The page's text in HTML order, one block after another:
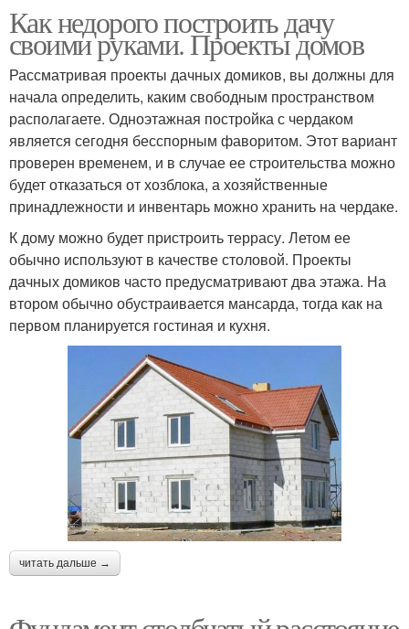
Как недорого построить дачу
своими руками. Проекты домов
Рассматривая проекты дачных домиков, вы должны для
начала определить, каким свободным пространством
располагаете. Одноэтажная постройка с чердаком
является сегодня бесспорным фаворитом. Этот вариант
проверен временем, и в случае ее строительства можно
будет отказаться от хозблока, а хозяйственные
принадлежности и инвентарь можно хранить на чердаке.
К дому можно будет пристроить террасу. Летом ее
обычно используют в качестве столовой. Проекты
дачных домиков часто предусматривают два этажа. На
втором обычно обустраивается мансарда, тогда как на
первом планируется гостиная и кухня.
читать дальше →